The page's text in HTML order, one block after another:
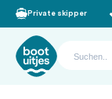
Private skipper